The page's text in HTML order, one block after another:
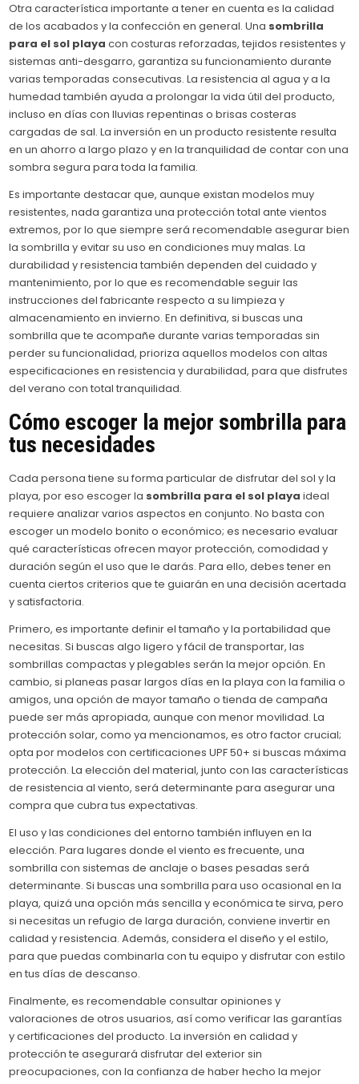
Otra característica importante a tener en cuenta es la calidad
de los acabados y la confección en general. Una sombrilla
para el sol playa con costuras reforzadas, tejidos resistentes y
sistemas anti-desgarro, garantiza su funcionamiento durante
varias temporadas consecutivas. La resistencia al agua y a la
humedad también ayuda a prolongar la vida útil del producto,
incluso en días con lluvias repentinas o brisas costeras
cargadas de sal. La inversión en un producto resistente resulta
en un ahorro a largo plazo y en la tranquilidad de contar con una
sombra segura para toda la familia.
Es importante destacar que, aunque existan modelos muy
resistentes, nada garantiza una protección total ante vientos
extremos, por lo que siempre será recomendable asegurar bien
la sombrilla y evitar su uso en condiciones muy malas. La
durabilidad y resistencia también dependen del cuidado y
mantenimiento, por lo que es recomendable seguir las
instrucciones del fabricante respecto a su limpieza y
almacenamiento en invierno. En definitiva, si buscas una
sombrilla que te acompañe durante varias temporadas sin
perder su funcionalidad, prioriza aquellos modelos con altas
especificaciones en resistencia y durabilidad, para que disfrutes
del verano con total tranquilidad.
Cómo escoger la mejor sombrilla para
tus necesidades
Cada persona tiene su forma particular de disfrutar del sol y la
playa, por eso escoger la sombrilla para el sol playa ideal
requiere analizar varios aspectos en conjunto. No basta con
escoger un modelo bonito o económico; es necesario evaluar
qué características ofrecen mayor protección, comodidad y
duración según el uso que le darás. Para ello, debes tener en
cuenta ciertos criterios que te guiarán en una decisión acertada
y satisfactoria.
Primero, es importante definir el tamaño y la portabilidad que
necesitas. Si buscas algo ligero y fácil de transportar, las
sombrillas compactas y plegables serán la mejor opción. En
cambio, si planeas pasar largos días en la playa con la familia o
amigos, una opción de mayor tamaño o tienda de campaña
puede ser más apropiada, aunque con menor movilidad. La
protección solar, como ya mencionamos, es otro factor crucial;
opta por modelos con certificaciones UPF 50+ si buscas máxima
protección. La elección del material, junto con las características
de resistencia al viento, será determinante para asegurar una
compra que cubra tus expectativas.
El uso y las condiciones del entorno también influyen en la
elección. Para lugares donde el viento es frecuente, una
sombrilla con sistemas de anclaje o bases pesadas será
determinante. Si buscas una sombrilla para uso ocasional en la
playa, quizá una opción más sencilla y económica te sirva, pero
si necesitas un refugio de larga duración, conviene invertir en
calidad y resistencia. Además, considera el diseño y el estilo,
para que puedas combinarla con tu equipo y disfrutar con estilo
en tus días de descanso.
Finalmente, es recomendable consultar opiniones y
valoraciones de otros usuarios, así como verificar las garantías
y certificaciones del producto. La inversión en calidad y
protección te asegurará disfrutar del exterior sin
preocupaciones, con la confianza de haber hecho la mejor